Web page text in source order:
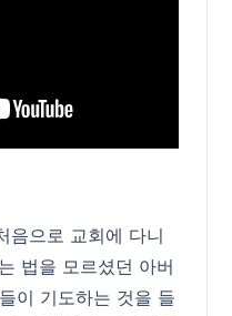
으로 교회에 다니
법을 모르셨던 아버
이 기도하는 것을 들